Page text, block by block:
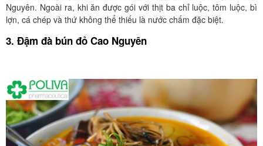
Nguyên. Ngoài ra, khi ăn được gói với thịt ba chỉ luộc, tôm luộc, bì
lợn, cá chép và thứ không thể thiếu là nước chấm đặc biệt.
3. Đậm đà bún đỏ Cao Nguyên